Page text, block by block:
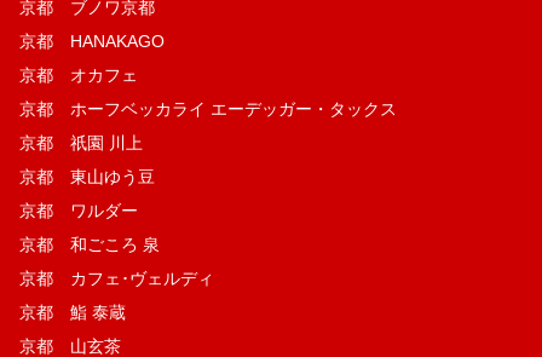
京都 ブノワ京都
京都 HANAKAGO
京都 オカフェ
京都 ホーフベッカライ エーデッガー・タックス
京都 祇園 川上
京都 東山ゆう豆
京都 ワルダー
京都 和ごころ 泉
京都 カフェ･ヴェルディ
京都 鮨 泰蔵
京都 山玄茶